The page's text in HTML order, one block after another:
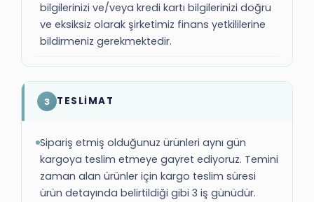
bilgilerinizi ve/veya kredi kartı bilgilerinizi doğru
ve eksiksiz olarak şirketimiz finans yetkililerine
bildirmeniz gerekmektedir.
3 TESLİMAT
Sipariş etmiş olduğunuz ürünleri aynı gün
kargoya teslim etmeye gayret ediyoruz. Temini
zaman alan ürünler için kargo teslim süresi
ürün detayında belirtildiği gibi 3 iş günüdür.